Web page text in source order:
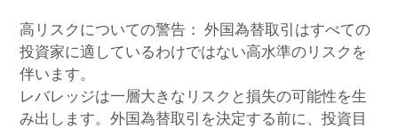
高リスクについての警告： 外国為替取引はすべての
投資家に適しているわけではない高水準のリスクを
伴います。
レバレッジは一層大きなリスクと損失の可能性を生
み出します。外国為替取引を決定する前に、投資目